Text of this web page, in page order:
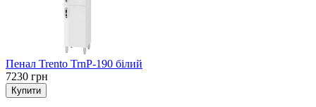
Пенал Trento TrnP-190 білий
7230 грн